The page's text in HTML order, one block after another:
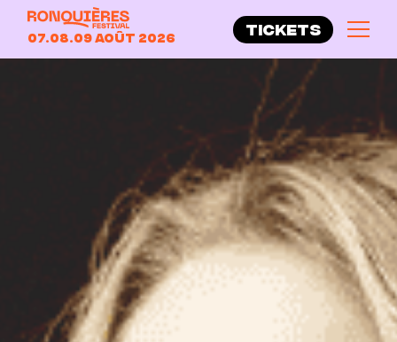
07.08.09 Août 2026
TICKETS